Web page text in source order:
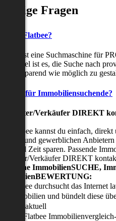
Fragen
ist Flatbee?
ist eine Suchmaschine für
Ziel ist es, die Suche nach
zeitsparend wie möglich zu
für Immobiliensuchende?
Verkäufer DIREKT
Flatbee kannst du einfach,
und gewerblichen
und Zeit sparen. Passende
Verkäufer DIREKT
in-one ImmobilienSUCHE,
Flatbee durchsucht das Internet
Immobilien und bündelt diese
tagesaktuell
Der Flatbee